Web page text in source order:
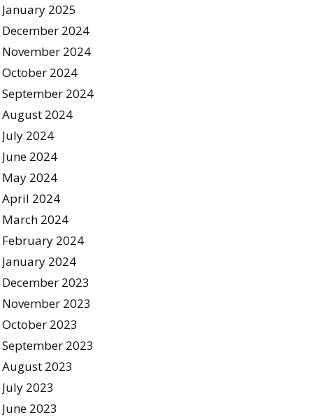
January 2025
December 2024
November 2024
October 2024
September 2024
August 2024
July 2024
June 2024
May 2024
April 2024
March 2024
February 2024
January 2024
December 2023
November 2023
October 2023
September 2023
August 2023
July 2023
June 2023